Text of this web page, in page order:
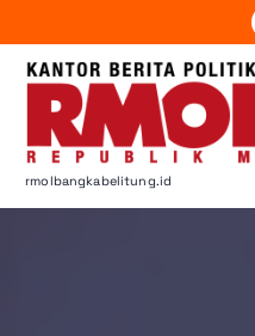
e
e
rmolbangkabelitung.id